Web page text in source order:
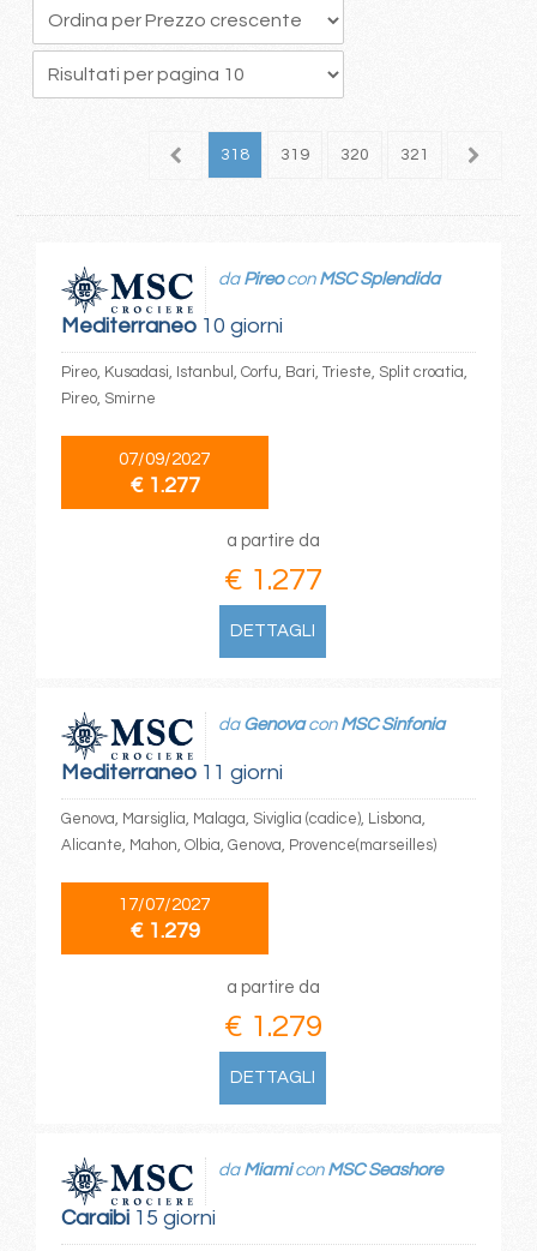
317 318 319 320 321 322
Mediterraneo10 giorni
da Pireocon MSC Splendida
Pireo, Kusadasi, Istanbul, Corfu, Bari, Trieste, Split croatia,
Pireo, Smirne
07/09/2027
€ 1.277
a partire da
€ 1.277
DETTAGLI
Mediterraneo11 giorni
da Genovacon MSC Sinfonia
Genova, Marsiglia, Malaga, Siviglia (cadice), Lisbona,
Alicante, Mahon, Olbia, Genova, Provence(marseilles)
17/07/2027
€ 1.279
a partire da
€ 1.279
DETTAGLI
Caraibi15 giorni
da Miamicon MSC Seashore